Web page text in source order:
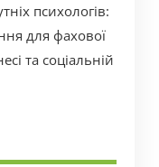
психологів:
для фахової
та соціальній